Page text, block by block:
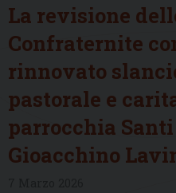
La revisione
Confraternite
rinnovato
pastorale e
parrocchia
Gioacchino